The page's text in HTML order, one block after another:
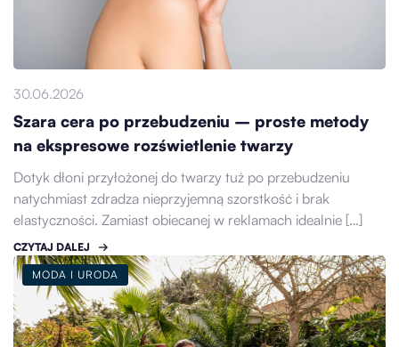
30.06.2026
Szara cera po przebudzeniu – proste metody
na ekspresowe rozświetlenie twarzy
Dotyk dłoni przyłożonej do twarzy tuż po przebudzeniu
natychmiast zdradza nieprzyjemną szorstkość i brak
elastyczności. Zamiast obiecanej w reklamach idealnie […]
CZYTAJ DALEJ
MODA I URODA